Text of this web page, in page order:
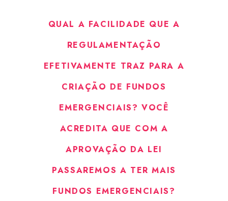
QUAL A FACILIDADE QUE A
REGULAMENTAÇÃO
EFETIVAMENTE TRAZ PARA A
CRIAÇÃO DE FUNDOS
EMERGENCIAIS? VOCÊ
ACREDITA QUE COM A
APROVAÇÃO DA LEI
PASSAREMOS A TER MAIS
FUNDOS EMERGENCIAIS?